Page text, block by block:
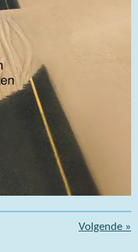
Volgende »